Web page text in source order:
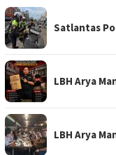
Satlantas
LBH Arya
LBH Arya